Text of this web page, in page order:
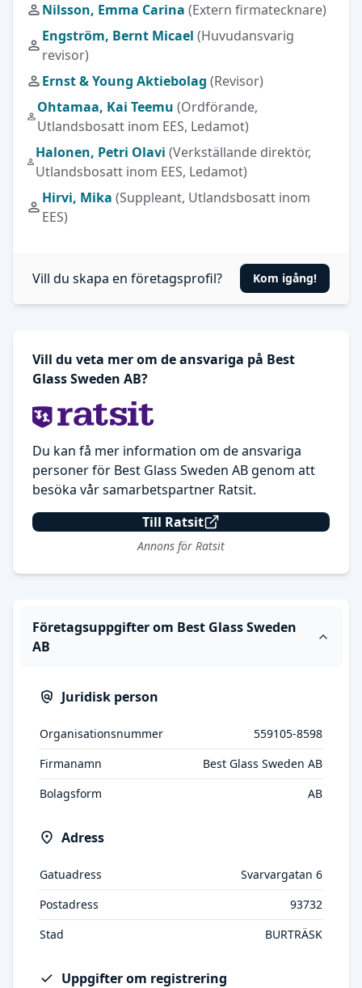
Nilsson, Emma Carina (Extern firmatecknare)
Engström, Bernt Micael (Huvudansvarig
revisor)
Ernst & Young Aktiebolag (Revisor)
Ohtamaa, Kai Teemu (Ordförande,
Utlandsbosatt inom EES, Ledamot)
Halonen, Petri Olavi (Verkställande direktör,
Utlandsbosatt inom EES, Ledamot)
Hirvi, Mika (Suppleant, Utlandsbosatt inom
EES)
Vill du skapa en företagsprofil? Kom igång!
Vill du veta mer om de ansvariga på Best
Glass Sweden AB?
Du kan få mer information om de ansvariga
personer för Best Glass Sweden AB genom att
besöka vår samarbetspartner Ratsit.
Till Ratsit
Annons för Ratsit
Företagsuppgifter om Best Glass Sweden
AB
Juridisk person
Organisationsnummer
559105-8598
Firmanamn
Best Glass Sweden AB
Bolagsform
AB
Adress
Gatuadress
Svarvargatan 6
Postadress
93732
Stad
BURTRÄSK
Uppgifter om registrering